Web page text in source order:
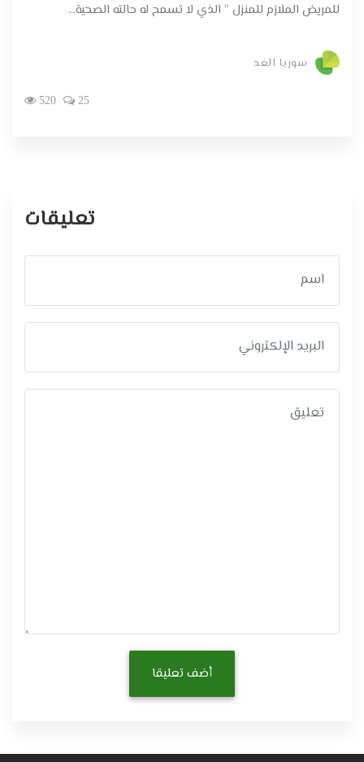
للمريض الملازم للمنزل ” الذي لا تسمح له حالته الصحية...
سوريا الغد
25
520
تعليقات
أضف تعليقا